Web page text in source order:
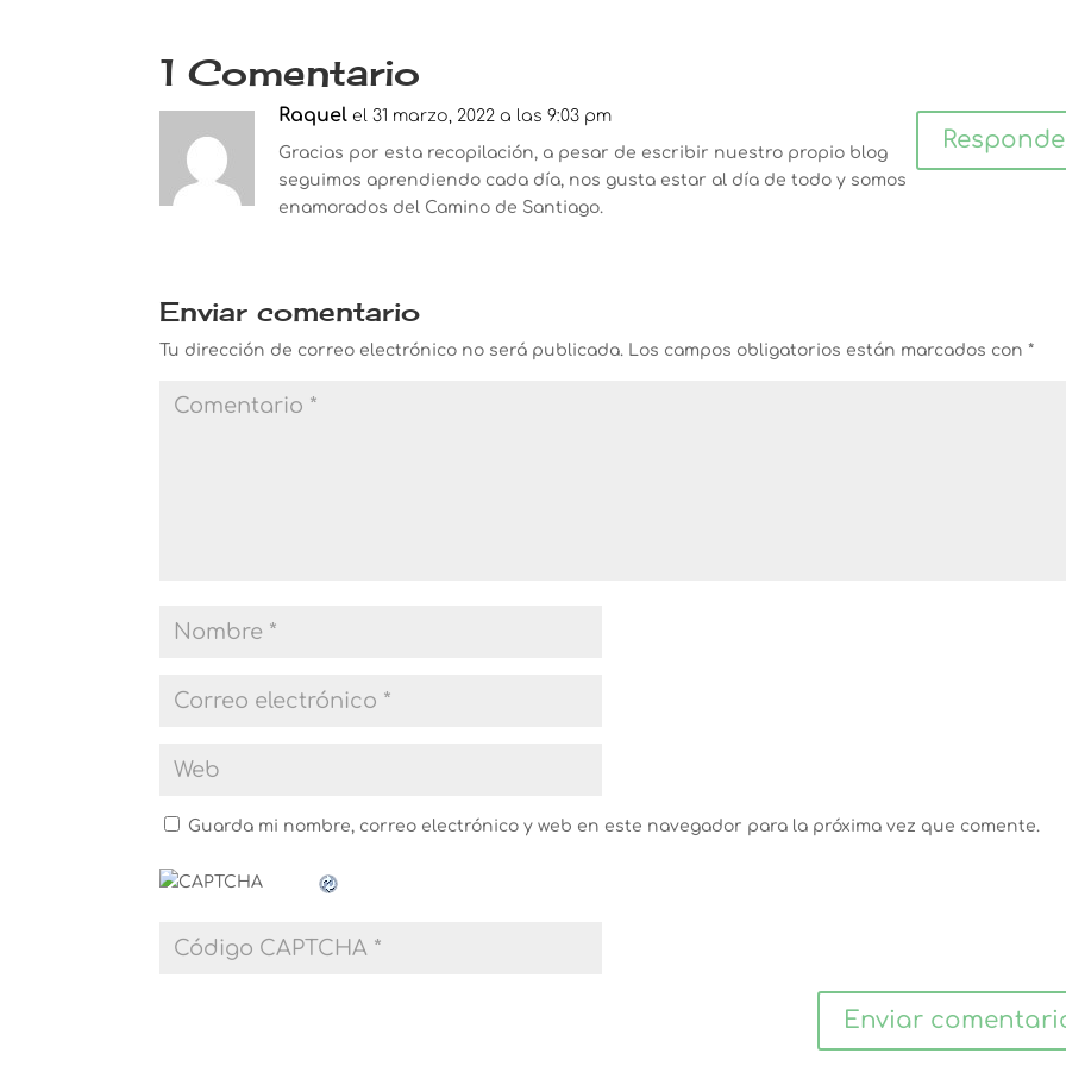
1 Comentario
Raquel el 31 marzo, 2022 a las 9:03 pm
Gracias por esta recopilación, a pesar de escribir nuestro propio blog
seguimos aprendiendo cada día, nos gusta estar al día de todo y somos
enamorados del Camino de Santiago.
Enviar comentario
Tu dirección de correo electrónico no será publicada. Los campos obligatorios están marcados con*
Guarda mi nombre, correo electrónico y web en este navegador para la próxima vez que comente.